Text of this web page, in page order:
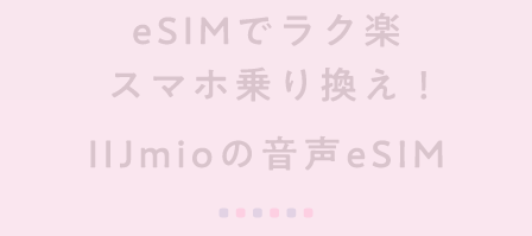
最初からよむ